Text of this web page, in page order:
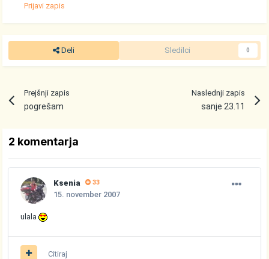
Prijavi zapis
Deli Sledilci 0
Prejšnji zapis
pogrešam
Naslednji zapis
sanje 23.11
2 komentarja
Ksenia 33
15. november 2007
ulala
Citiraj